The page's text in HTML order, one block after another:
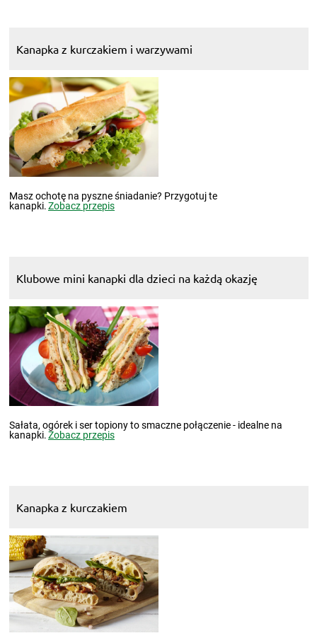
Kanapka z kurczakiem i warzywami
Masz ochotę na pyszne śniadanie? Przygotuj te
kanapki.Zobacz przepis
Klubowe mini kanapki dla dzieci na każdą okazję
Sałata, ogórek i ser topiony to smaczne połączenie - idealne na
kanapki.Zobacz przepis
Kanapka z kurczakiem